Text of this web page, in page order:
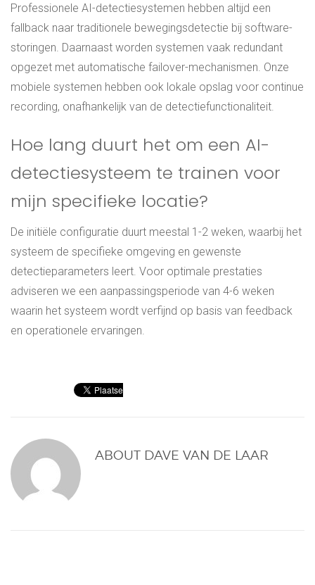
Professionele AI-detectiesystemen hebben altijd een
fallback naar traditionele bewegingsdetectie bij software-
storingen. Daarnaast worden systemen vaak redundant
opgezet met automatische failover-mechanismen. Onze
mobiele systemen hebben ook lokale opslag voor continue
recording, onafhankelijk van de detectiefunctionaliteit.
Hoe lang duurt het om een AI-
detectiesysteem te trainen voor
mijn specifieke locatie?
De initiële configuratie duurt meestal 1-2 weken, waarbij het
systeem de specifieke omgeving en gewenste
detectieparameters leert. Voor optimale prestaties
adviseren we een aanpassingsperiode van 4-6 weken
waarin het systeem wordt verfijnd op basis van feedback
en operationele ervaringen.
ABOUT DAVE VAN DE LAAR